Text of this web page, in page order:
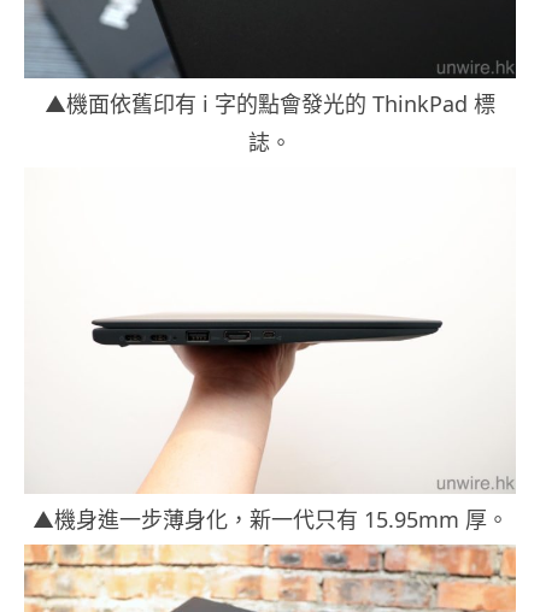
▲機面依舊印有 i 字的點會發光的 ThinkPad 標
誌。
▲機身進一步薄身化，新一代只有 15.95mm 厚。